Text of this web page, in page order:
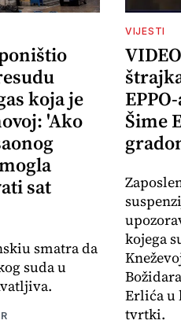
koja je
'Ako
sat
smatra da
suda u
VIJESTI
Šime
kojega
Erlića u
tvrtki.